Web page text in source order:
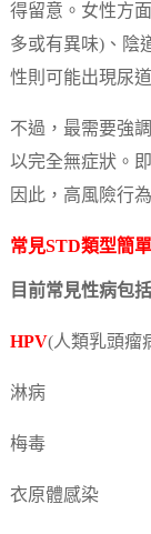
得留意。女性方
多或有異味)、陰
性則可能出現尿
不過，最需要強
以完全無症狀。
因此，高風險行
常見STD類型簡
目前常見性病包括
HPV(人類乳頭瘤
淋病
梅毒
衣原體感染